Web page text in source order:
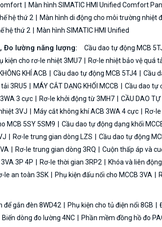
Màn hình SIMATIC HMI Unified Comfort
hệ thứ 2 Màn hình di động cho môi trường nhiệt
hệ thứ 2 Màn hình SIMATIC HMI Unified
Đo lường năng lượng: Cầu dao tự động MCB
kiện cho rơ-le nhiệt 3MU7 Rơ-le nhiệt bảo vệ quá
KHÍ ACB Cầu dao tự động MCB 5TJ4 Cầu
3RU5 MÁY CẮT DẠNG KHỐI MCCB Cầu dao tự
3 cực Rơ-le khởi động từ 3MH7 CẦU DAO
3VJ Máy cắt không khí ACB 3WA 4 cực Rơ-
MCB 5SY 5SM9 Cầu dao tự động dạng khối
Rơ-le trung gian dòng LZS Cầu dao tự động
Rơ-le trung gian dòng 3RQ Cuộn thấp áp và
3P 4P Rơ-le thời gian 3RP2 Khóa và liên
le an toàn 3SK Phụ kiện đấu nối cho MCCB 3VA
để gắn đèn 8WD42 Phụ kiện cho tủ điện nổi 8GB
Biến dòng đo lường 4NC Phần mềm đồng hồ đo